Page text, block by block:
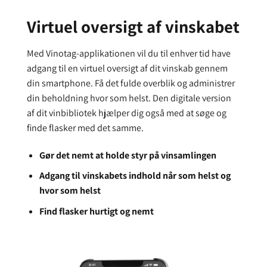
Virtuel oversigt af vinskabet
Med Vinotag-applikationen vil du til enhver tid have
adgang til en virtuel oversigt af dit vinskab gennem
din smartphone. Få det fulde overblik og administrer
din beholdning hvor som helst. Den digitale version
af dit vinbibliotek hjælper dig også med at søge og
finde flasker med det samme.
Gør det nemt at holde styr på vinsamlingen
Adgang til vinskabets indhold når som helst og
hvor som helst
Find flasker hurtigt og nemt